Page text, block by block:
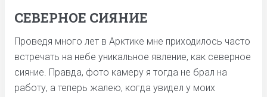
СЕВЕРНОЕ СИЯНИЕ
Проведя много лет в Арктике мне приходилось часто
встречать на небе уникальное явление, как северное
сияние. Правда, фото камеру я тогда не брал на
работу, а теперь жалею, когда увидел у моих